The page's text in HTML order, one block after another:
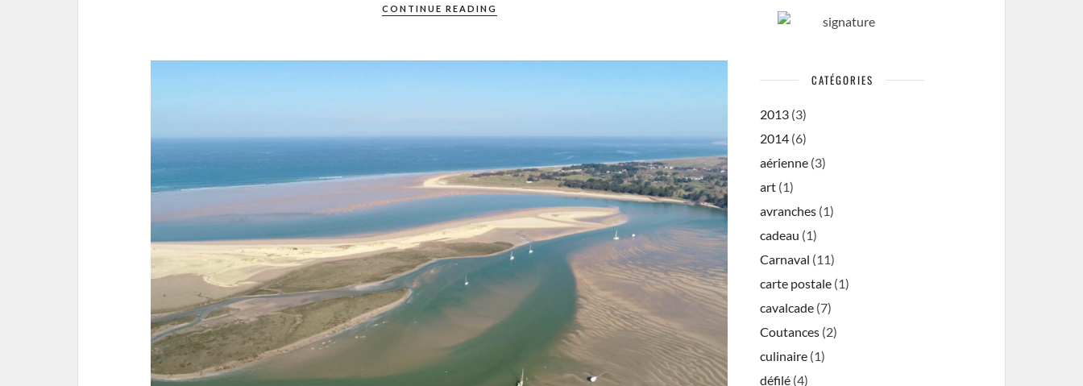
CONTINUE READING
CATÉGORIES
2013 (3)
2014 (6)
aérienne (3)
art (1)
avranches (1)
cadeau (1)
Carnaval (11)
carte postale (1)
cavalcade (7)
Coutances (2)
culinaire (1)
défilé (4)